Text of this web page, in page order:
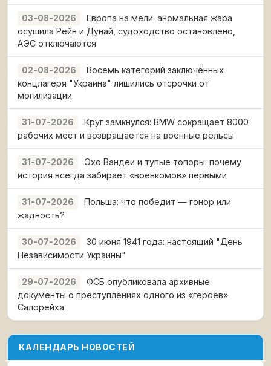
03-08-2026
Европа на мели: аномальная жара
осушила Рейн и Дунай, судоходство остановлено,
АЭС отключаются
02-08-2026
Восемь категорий заключённых
концлагеря "Украина" лишились отсрочки от
могилизации
31-07-2026
Круг замкнулся: BMW сокращает 8000
рабочих мест и возвращается на военные рельсы
31-07-2026
Эхо Вандеи и тупые топоры: почему
история всегда забирает «военкомов» первыми
31-07-2026
Польша: что победит — гонор или
жадность?
30-07-2026
30 июня 1941 года: настоящий "День
Независимости Украины"
29-07-2026
ФСБ опубликовала архивные
документы о преступлениях одного из «героев»
Салорейха
КАЛЕНДАРЬ НОВОСТЕЙ